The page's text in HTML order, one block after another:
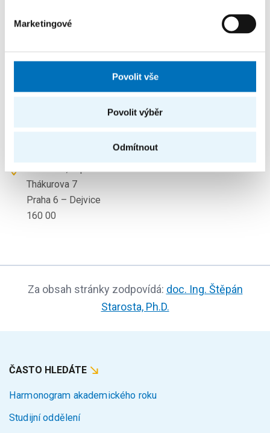
Marketingové
Povolit vše
Povolit výběr
Odmítnout
Kde nás najdete?
Fakulta informačních technologií
Thákurova 7
Praha 6 – Dejvice
160 00
Za obsah stránky zodpovídá: doc. Ing. Štěpán
Starosta, Ph.D.
ČASTO HLEDÁTE
Harmonogram akademického roku
Studijní oddělení